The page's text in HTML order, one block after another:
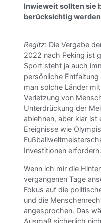
Inwieweit sollten sie
berücksichtig
Regitz: Die Vergabe
2022 nach Peking ist
Sport steht ja auch
persönliche
man solche Länder
Verletzung von
Unterdrückung der
ablehnen, aber klar
Ereignisse wie
Investitionen erfordern.
Wenn ich mir die
vergangenen Tage
Fokus auf die
und die
angesprochen. Das
Ausmaß sicherlich